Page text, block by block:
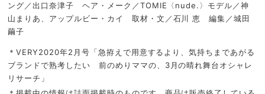
ング／出口奈津子 ヘア・メーク／TOMIE〈nude.〉モデル／神
山まりあ、アップルビー・カイ 取材・文／石川 恵 編集／城田
繭子
＊VERY2020年2月号「急拵えで用意するより、気持ちまであがる
ブランドで熟考したい 前のめりママの、3月の晴れ舞台オシャレ
リサーチ」